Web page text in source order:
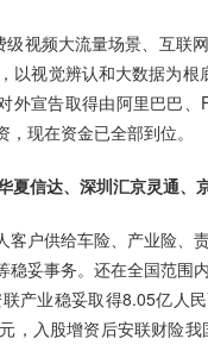
视频大流量场景、互联
以视觉辨认和大数据为根
宣告取得由阿里巴巴、
现在资金已全部到位。
夏信达、深圳汇京灵通、
户供给车险、产业险、
妥事务。还在全国范围
产业稳妥取得8.05亿人
，入股增资后安联财险